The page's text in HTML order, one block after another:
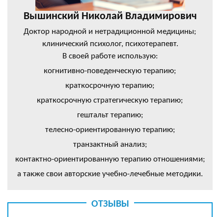
Вышинский Николай Владимирович
Доктор народной и нетрадиционной медицины;
клинический психолог, психотерапевт.
В своей работе использую:
когнитивно-поведенческую терапию;
краткосрочную терапию;
краткосрочную стратегическую терапию;
гештальт терапию;
телесно-ориентированную терапию;
транзактный анализ;
контактно-ориентированную терапию отношениями;
а также свои авторские учебно-лечебные методики.
ОТЗЫВЫ